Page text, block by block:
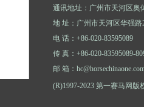
通讯地址：广州市天河区奥
地 址：广州市天河区华强路
电 话：+86-020-83595089
传 真：+86-020-83595089-
邮 箱：
(R)1997-2023 第一赛马网版